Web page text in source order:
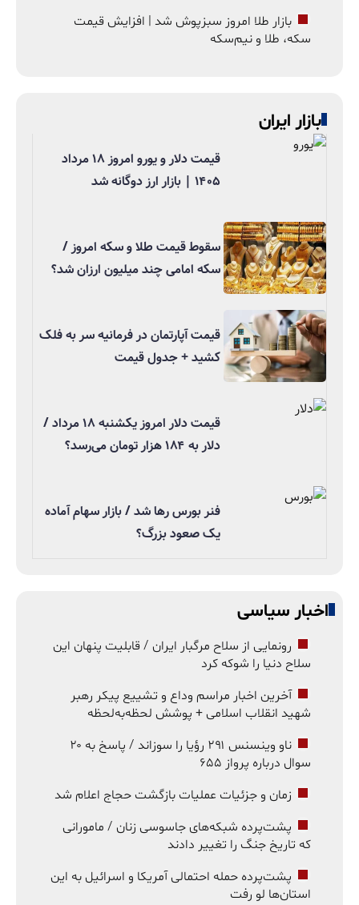
بازار طلا امروز سبزپوش شد | افزایش قیمت
سکه، طلا و نیم‌سکه
بازار ایران
قیمت دلار و یورو امروز ۱۸ مرداد
۱۴۰۵ | بازار ارز دوگانه شد
سقوط قیمت طلا و سکه امروز /
سکه امامی چند میلیون ارزان شد؟
قیمت آپارتمان در فرمانیه سر به فلک
کشید + جدول قیمت
قیمت دلار امروز یکشنبه ۱۸ مرداد /
دلار به ۱۸۴ هزار تومان می‌رسد؟
فنر بورس رها شد / بازار سهام آماده
یک صعود بزرگ؟
اخبار سیاسی
رونمایی از سلاح مرگبار ایران / قابلیت پنهان این
سلاح دنیا را شوکه کرد
آخرین اخبار مراسم وداع و تشییع پیکر رهبر
شهید انقلاب اسلامی + پوشش لحظه‌به‌لحظه
ناو وینسنس ۲۹۱ رؤیا را سوزاند / پاسخ به ۲۰
سوال درباره پرواز ۶۵۵
زمان و جزئیات عملیات بازگشت حجاج اعلام شد
پشت‌پرده شبکه‌های جاسوسی زنان / مامورانی
که تاریخ جنگ را تغییر دادند
پشت‌پرده حمله احتمالی آمریکا و اسرائیل به این
استان‌ها لو رفت